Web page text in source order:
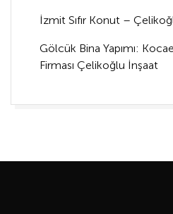
İzmit Sıfır Konut –
Gölcük Bina Yapımı:
Firması Çelikoğlu İnşaat